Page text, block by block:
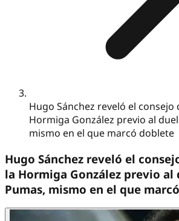
Hugo Sánchez reveló el consejo
Hormiga González previo al
mismo en el que marcó doblete
Hugo Sánchez reveló el
la Hormiga González previo
Pumas, mismo en el que